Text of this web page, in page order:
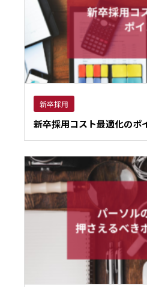
新卒採用
新卒採用コスト最適化のポ